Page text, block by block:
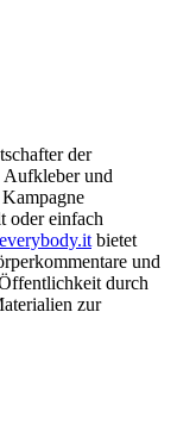
der
Aufkleber und
oder einfach
bietet
und
durch
zur